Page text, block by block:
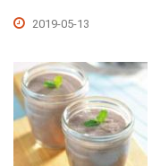
2019-05-13